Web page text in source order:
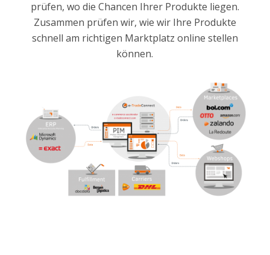
prüfen, wo die Chancen Ihrer Produkte liegen.
Zusammen prüfen wir, wie wir Ihre Produkte
schnell am richtigen Marktplatz online stellen
können.